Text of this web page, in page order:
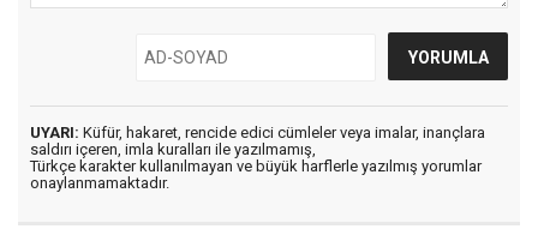
UYARI: Küfür, hakaret, rencide edici cümleler veya imalar, inançlara
saldırı içeren, imla kuralları ile yazılmamış,
Türkçe karakter kullanılmayan ve büyük harflerle yazılmış yorumlar
onaylanmamaktadır.